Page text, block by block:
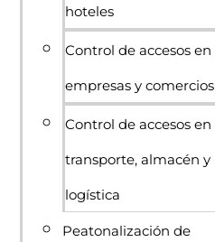
hoteles
Control de accesos en
empresas y comercios
Control de accesos en
transporte, almacén y
logística
Peatonalización de